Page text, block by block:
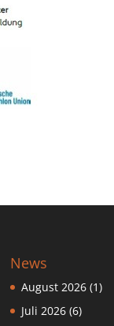
News
August 2026(1)
Juli 2026(6)